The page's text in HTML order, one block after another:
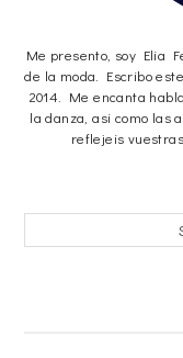
Me presento, soy Elia
de la moda. Escribo
2014. Me encanta
la danza, asi como las
reflejeis